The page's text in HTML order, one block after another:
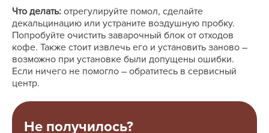
Что делать: отрегулируйте помол, сделайте
декальцинацию или устраните воздушную пробку.
Попробуйте очистить заварочный блок от отходов
кофе. Также стоит извлечь его и установить заново ―
возможно при установке были допущены ошибки.
Если ничего не помогло ― обратитесь в сервисный
центр.
Не получилось?